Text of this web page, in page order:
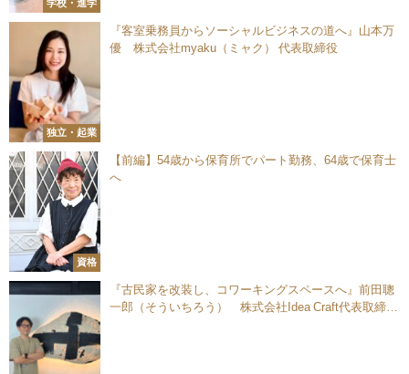
学校・進学
独立・起業
『客室乗務員からソーシャルビジネスの道へ』山本万
優 株式会社myaku（ミャク） 代表取締役
資格
【前編】54歳から保育所でパート勤務、64歳で保育士
へ
『古民家を改装し、コワーキングスペースへ』前田聰
一郎（そういちろう） 株式会社Idea Craft代表取締役